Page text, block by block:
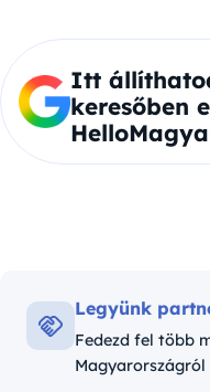
Itt
keresőben
Legyünk
Fedezd fel több